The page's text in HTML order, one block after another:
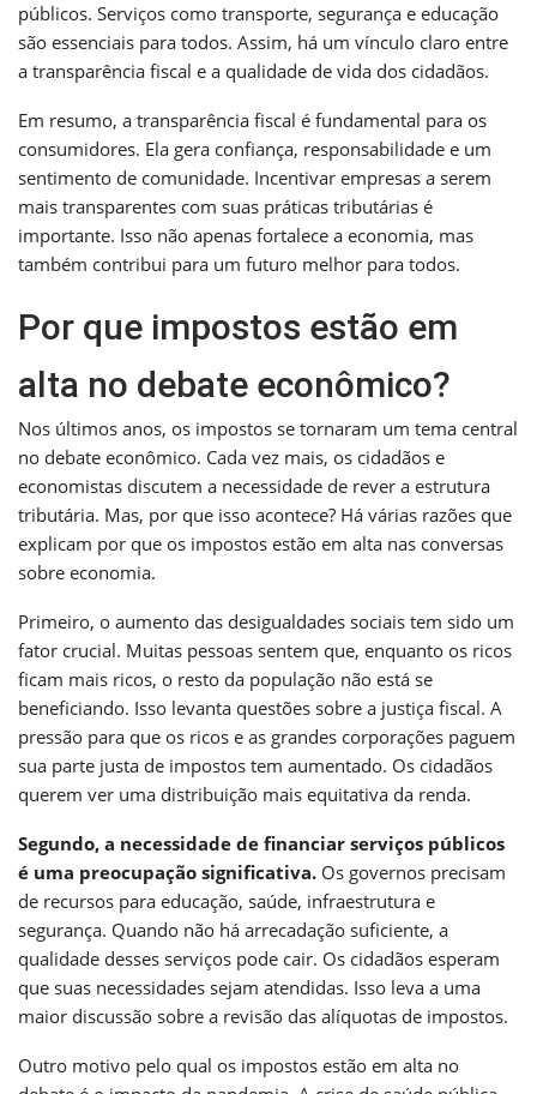
públicos. Serviços como transporte, segurança e educação
são essenciais para todos. Assim, há um vínculo claro entre
a transparência fiscal e a qualidade de vida dos cidadãos.
Em resumo, a transparência fiscal é fundamental para os
consumidores. Ela gera confiança, responsabilidade e um
sentimento de comunidade. Incentivar empresas a serem
mais transparentes com suas práticas tributárias é
importante. Isso não apenas fortalece a economia, mas
também contribui para um futuro melhor para todos.
Por que impostos estão em
alta no debate econômico?
Nos últimos anos, os impostos se tornaram um tema central
no debate econômico. Cada vez mais, os cidadãos e
economistas discutem a necessidade de rever a estrutura
tributária. Mas, por que isso acontece? Há várias razões que
explicam por que os impostos estão em alta nas conversas
sobre economia.
Primeiro, o aumento das desigualdades sociais tem sido um
fator crucial. Muitas pessoas sentem que, enquanto os ricos
ficam mais ricos, o resto da população não está se
beneficiando. Isso levanta questões sobre a justiça fiscal. A
pressão para que os ricos e as grandes corporações paguem
sua parte justa de impostos tem aumentado. Os cidadãos
querem ver uma distribuição mais equitativa da renda.
Segundo, a necessidade de financiar serviços públicos
é uma preocupação significativa. Os governos precisam
de recursos para educação, saúde, infraestrutura e
segurança. Quando não há arrecadação suficiente, a
qualidade desses serviços pode cair. Os cidadãos esperam
que suas necessidades sejam atendidas. Isso leva a uma
maior discussão sobre a revisão das alíquotas de impostos.
Outro motivo pelo qual os impostos estão em alta no